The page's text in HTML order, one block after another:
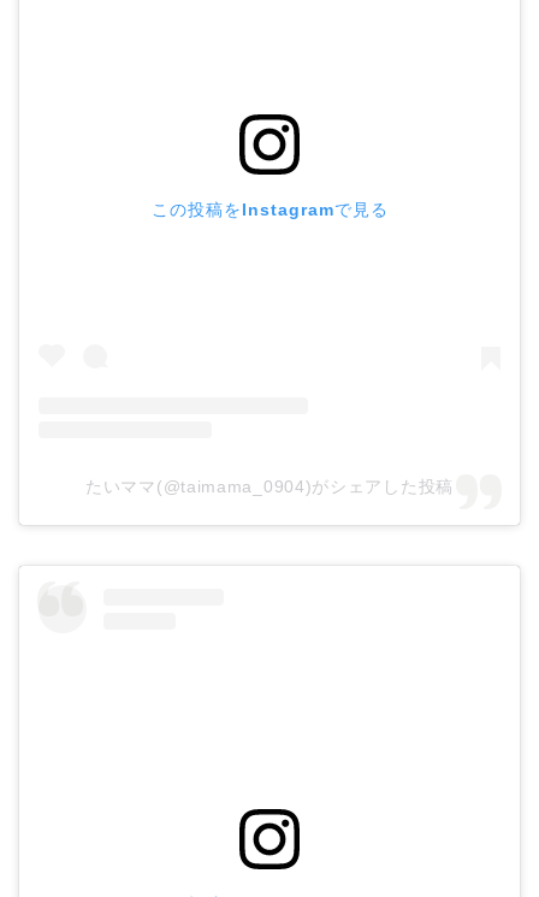
この投稿をInstagramで見る
たいママ(@taimama_0904)がシェアした投稿